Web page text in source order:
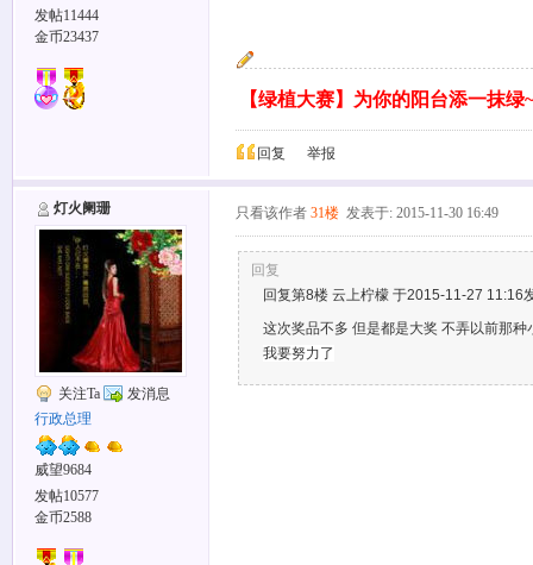
发帖11444
金币23437
【绿植大赛】为你的阳台添一抹
回复 举报
灯火阑珊
关注Ta
发消息
行政总理
威望9684
发帖10577
金币2588
只看该作者 31楼 发表于: 2015-11-30 16:49
回复
回复第8楼 云上柠檬 于2015-11-27 11:16
这次奖品不多 但是都是大奖 不弄以前那
我要努力了